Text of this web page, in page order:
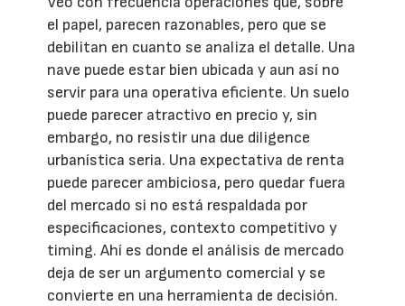
el papel, parecen razonables, pero que se
debilitan en cuanto se analiza el detalle. Una
nave puede estar bien ubicada y aun así no
servir para una operativa eficiente. Un suelo
puede parecer atractivo en precio y, sin
embargo, no resistir una due diligence
urbanística seria. Una expectativa de renta
puede parecer ambiciosa, pero quedar fuera
del mercado si no está respaldada por
especificaciones, contexto competitivo y
timing. Ahí es donde el análisis de mercado
deja de ser un argumento comercial y se
convierte en una herramienta de decisión.